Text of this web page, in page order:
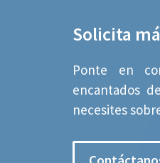
Solicita
Ponte en
encantados
necesites